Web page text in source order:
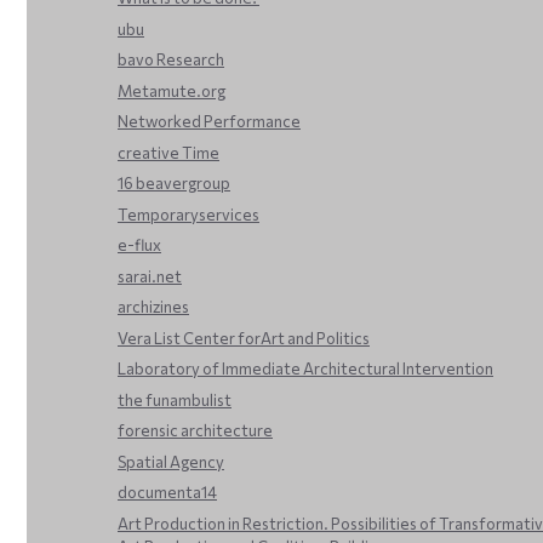
ubu
bavo Research
Metamute.org
Networked Performance
creative Time
16 beavergroup
Temporaryservices
e-flux
sarai.net
archizines
Vera List Center forArt and Politics
Laboratory of Immediate Architectural Intervention
the funambulist
forensic architecture
Spatial Agency
documenta14
Art Production in Restriction. Possibilities of